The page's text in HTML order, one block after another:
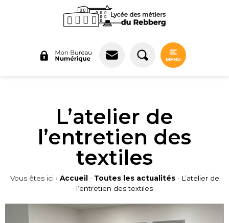
L’atelier de
l’entretien des
textiles
Vous êtes ici › Accueil • Toutes les actualités• L’atelier de
l’entretien des textiles
Panneau de gestion des cookies